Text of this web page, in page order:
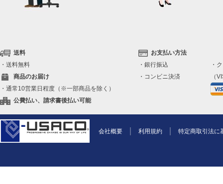
送料
・送料無料
商品のお届け
・通常10営業日程度（※一部商品を除く）
公費払い、請求書後払い可能
お支払い方法
・銀行振込
・コンビニ決済
・
（
会社概要 利用規約 特定商取引法に